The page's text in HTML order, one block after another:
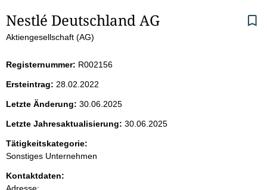
S
e
i
t
e
n
i
Nestlé Deutschland AG
Aktiengesellschaft (AG)
Registernummer: R002156
Ersteintrag: 28.02.2022
Letzte Änderung: 30.06.2025
Letzte Jahresaktualisierung: 30.06.2025
Tätigkeitskategorie:
Sonstiges Unternehmen
Kontaktdaten: